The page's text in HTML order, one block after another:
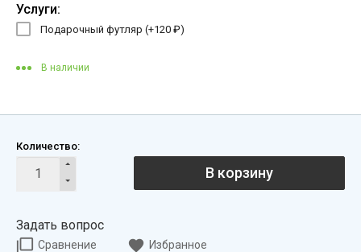
Услуги:
Подарочный футляр (+120 ₽)
В наличии
Количество:
В корзину
Задать вопрос
Сравнение Избранное